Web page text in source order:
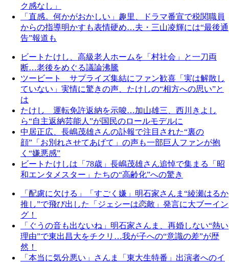
ク感なし」
「直感。何かがおかしい」趣里、ドラマ番宣で税関職員
からの指導明かすも表情硬め…夫・三山凌輝には“最後通
告”報道も
ビートたけし、高級老人ホームを「村社会」と一刀両
断…老後をめぐる議論沸騰
ツービート サプライズ集結にファン歓喜「実は解散し
ていない」実情に驚きの声、たけしの“相方への思い”と
は
たけし 運転免許返納を示唆…加山雄三、西川きよし
ら“自主返納芸能人”が国民のロールモデルに
中居正広、長嶋茂雄さんの訃報で注目された“裏の
顔”「お別れさせてあげて」の声も一部巨人ファンが抱
く“嫌悪感”
ビートたけしは「78歳」長嶋茂雄さん追悼で集まる「昭
和エンタメスター」たちの“高齢化”への驚き
「配慮に欠ける」「すごく嫌」明石家さんま“綾瀬はるか
推し”で飛び出した「ジェシーは恋敵」発言に大ブーイン
グ！
「ぐうの音も出ないね」明石家さんま、再婚しない“熱い
理由”で東出昌大をチクリ…我が子への“意識の差”が歴
然！
「本当に気分悪い」さんま「東大生特番」出演者へのイ